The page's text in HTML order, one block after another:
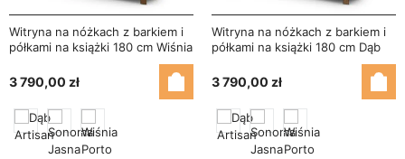
Witryna na nóżkach z barkiem i
półkami na książki 180 cm Wiśnia
3 790,00 zł
Witryna na nóżkach z barkiem i
półkami na książki 180 cm Dąb
3 790,00 zł